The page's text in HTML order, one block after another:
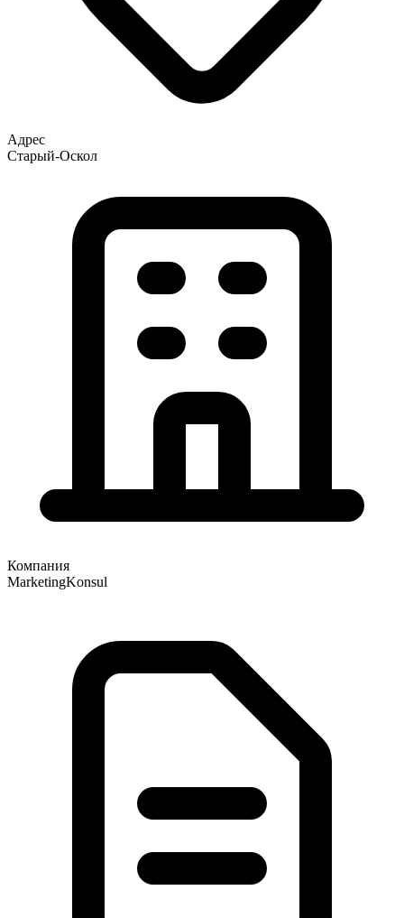
Адрес
Старый-Оскол
Компания
MarketingKonsul